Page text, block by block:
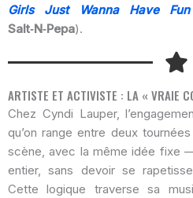
Girls Just Wanna Have Fun
Salt‑N‑Pepa).
ARTISTE ET ACTIVISTE : LA « VRAIE
Chez Cyndi Lauper,
qu’on range entre deux
scène, avec la même idée fixe
entier, sans devoir se
Cette logique traverse sa